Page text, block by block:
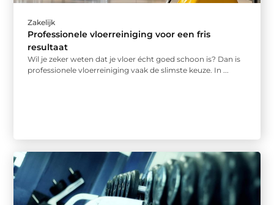
Zakelijk
Professionele vloerreiniging voor een fris
resultaat
Wil je zeker weten dat je vloer écht goed schoon is? Dan is
professionele vloerreiniging vaak de slimste keuze. In ...